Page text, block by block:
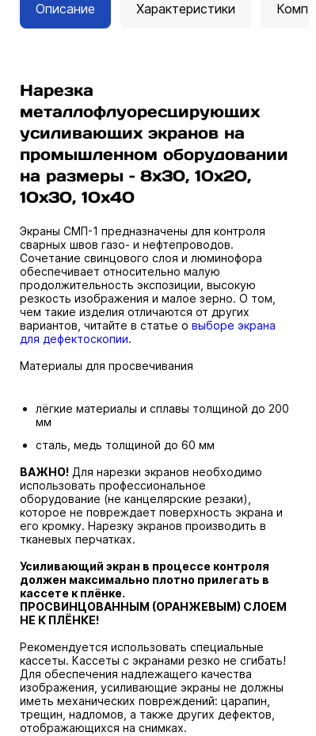
Описание Характеристики
Нарезка
металлофлуоресцирующих
усиливающих экранов на
промышленном оборудовании
на размеры – 8х30, 10х20,
10х30, 10х40
Экраны СМП-1 предназначены для контроля
сварных швов газо- и нефтепроводов.
Сочетание свинцового слоя и люминофора
обеспечивает относительно малую
продолжительность экспозиции, высокую
резкость изображения и малое зерно. О том,
чем такие изделия отличаются от других
вариантов, читайте в статье о выборе экрана
для дефектоскопии.
Материалы для просвечивания
лёгкие материалы и сплавы толщиной до 200
мм
сталь, медь толщиной до 60 мм
ВАЖНО! Для нарезки экранов необходимо
использовать профессиональное
оборудование (не канцелярские резаки),
которое не повреждает поверхность экрана и
его кромку. Нарезку экранов производить в
тканевых перчатках.
Усиливающий экран в процессе контроля
должен максимально плотно прилегать в
кассете к плёнке.
ПРОСВИНЦОВАННЫМ (ОРАНЖЕВЫМ) СЛОЕМ
НЕ К ПЛЁНКЕ!
Рекомендуется использовать специальные
кассеты. Кассеты с экранами резко не сгибать!
Для обеспечения надлежащего качества
изображения, усиливающие экраны не должны
иметь механических повреждений: царапин,
трещин, надломов, а также других дефектов,
отображающихся на снимках.